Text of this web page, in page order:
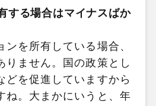
する場合はマイナスばか
ンを所有している場合、
りません。国の政策とし
どを促進していますから
ね。大まかにいうと、年